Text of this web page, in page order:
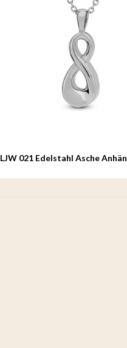
LJW 021 Edelstahl Asche